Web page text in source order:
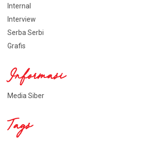
Internal
Interview
Serba Serbi
Grafis
Informasi
Media Siber
Tags